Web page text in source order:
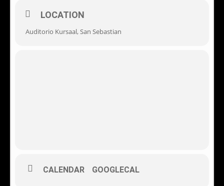
LOCATION
Auditorio Kursaal, San Sebastian
CALENDAR GOOGLECAL